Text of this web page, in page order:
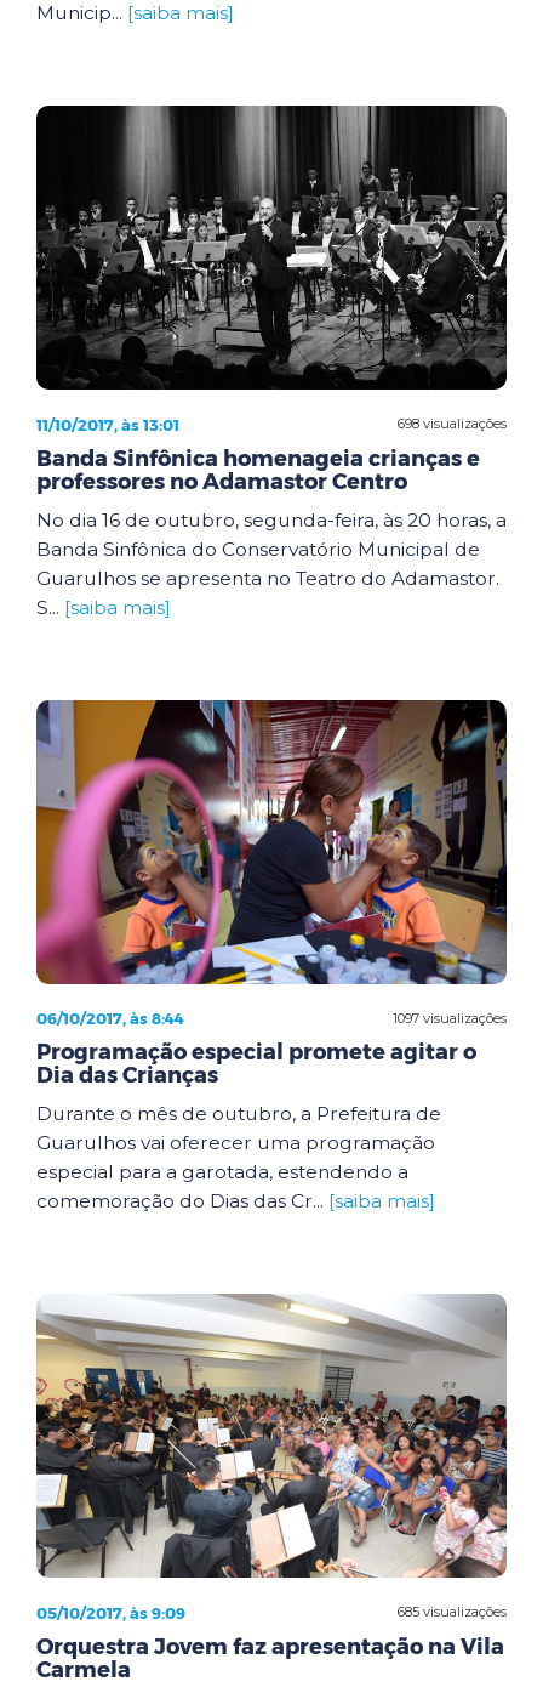
Municip... [saiba mais]
698 visualizações
11/10/2017, às 13:01
Banda Sinfônica homenageia crianças e
professores no Adamastor Centro
No dia 16 de outubro, segunda-feira, às 20 horas, a
Banda Sinfônica do Conservatório Municipal de
Guarulhos se apresenta no Teatro do Adamastor.
S... [saiba mais]
1097 visualizações
06/10/2017, às 8:44
Programação especial promete agitar o
Dia das Crianças
Durante o mês de outubro, a Prefeitura de
Guarulhos vai oferecer uma programação
especial para a garotada, estendendo a
comemoração do Dias das Cr... [saiba mais]
685 visualizações
05/10/2017, às 9:09
Orquestra Jovem faz apresentação na Vila
Carmela